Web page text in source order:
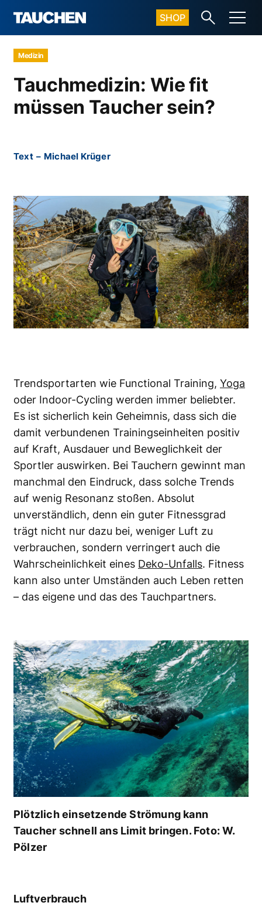
SHOP
Medizin
Tauchmedizin: Wie fit
müssen Taucher sein?
Text – Michael Krüger
Trendsportarten wie Functional Training, Yoga
oder Indoor-Cycling werden immer beliebter.
Es ist sicherlich kein Geheimnis, dass sich die
damit verbundenen Trainingseinheiten positiv
auf Kraft, Ausdauer und Beweglichkeit der
Sportler auswirken. Bei Tauchern gewinnt man
manchmal den Eindruck, dass solche Trends
auf wenig Resonanz stoßen. Absolut
unverständlich, denn ein guter Fitnessgrad
trägt nicht nur dazu bei, weniger Luft zu
verbrauchen, sondern verringert auch die
Wahrscheinlichkeit eines Deko-Unfalls. Fitness
kann also unter Umständen auch Leben retten
– das eigene und das des Tauchpartners.
Plötzlich einsetzende Strömung kann
Taucher schnell ans Limit bringen. Foto: W.
Pölzer
Luftverbrauch